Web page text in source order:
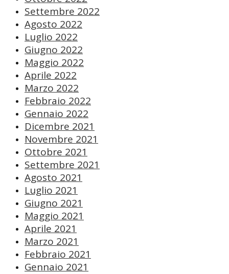
Settembre 2022
Agosto 2022
Luglio 2022
Giugno 2022
Maggio 2022
Aprile 2022
Marzo 2022
Febbraio 2022
Gennaio 2022
Dicembre 2021
Novembre 2021
Ottobre 2021
Settembre 2021
Agosto 2021
Luglio 2021
Giugno 2021
Maggio 2021
Aprile 2021
Marzo 2021
Febbraio 2021
Gennaio 2021